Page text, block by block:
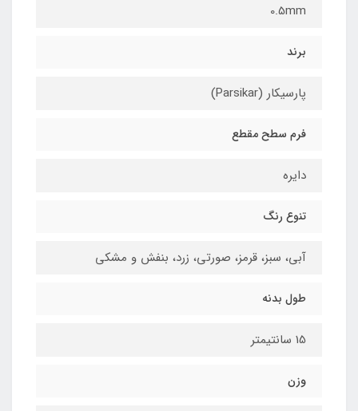
0.5mm
برند
پارسیکار (Parsikar)
فرم سطح مقطع
دایره
تنوع رنگ
آبی، سبز، قرمز، صورتی، زرد، بنفش و مشکی
طول بدنه
15 سانتیمتر
وزن